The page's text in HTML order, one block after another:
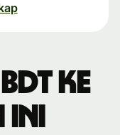
ke